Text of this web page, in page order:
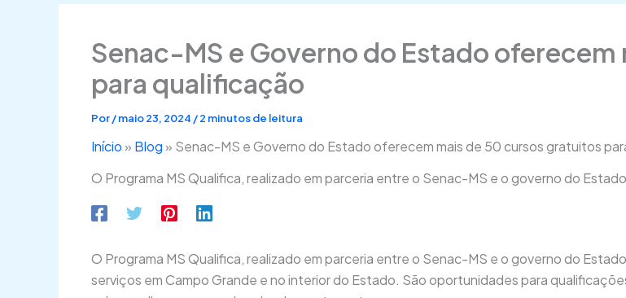
Senac-MS e Governo do Estado
para qualificação
Por/maio 23, 2024 /2 minutos de leitura
Início » Blog » Senac-MS e Governo do Estado oferecem mais de 50 cursos gratuitos
O Programa MS Qualifica, realizado em parceria entre o Senac-MS e o governo do
O Programa MS Qualifica, realizado em parceria entre o Senac-MS e o governo do
serviços em Campo Grande e no interior do Estado. São oportunidades para